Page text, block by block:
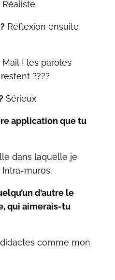
Réaliste
Réflexion ensuite
Mail ! les paroles
????
Sérieux
application que tu
dans laquelle je
Intra-muros.
d’autre le
qui aimerais-tu
comme mon